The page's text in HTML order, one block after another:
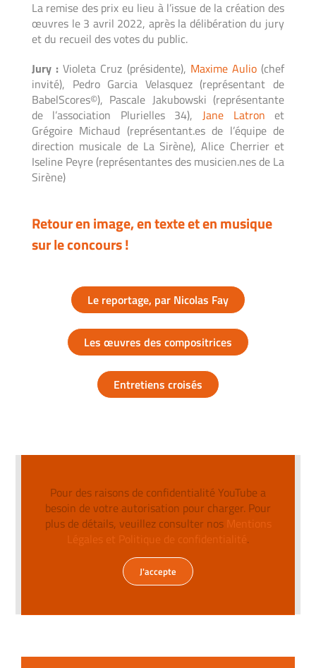
La remise des prix eu lieu à l’issue de la création des
œuvres le 3 avril 2022, après la délibération du jury
et du recueil des votes du public.
Jury : Violeta Cruz (présidente), Maxime Aulio(chef
invité), Pedro Garcia Velasquez (représentant de
BabelScores©), Pascale Jakubowski (représentante
de l’association Plurielles 34),Jane Latron et
Grégoire Michaud (représentant.es de l’équipe de
direction musicale de La Sirène), Alice Cherrier et
Iseline Peyre (représentantes des musicien.nes de La
Sirène)
Retour en image, en texte et en musique
sur le concours !
Le reportage, par Nicolas Fay
Les œuvres des compositrices
Entretiens croisés
Pour des raisons de confidentialité YouTube a
besoin de votre autorisation pour charger. Pour
plus de détails, veuillez consulter nos Mentions
Légales et Politique de confidentialité .
J'accepte